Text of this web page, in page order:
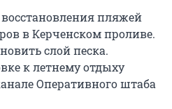
пляжей
в Керченском проливе.
слой песка.
к летнему отдыху
Оперативного штаба